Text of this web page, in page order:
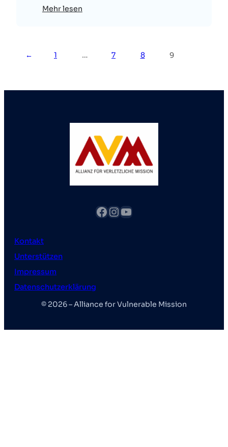
Mehr lesen
← 1 … 7 8 9
Facebook InstagramYouTube
Kontakt
Unterstützen
Impressum
Datenschutzerklärung
© 2026 – Alliance for Vulnerable Mission